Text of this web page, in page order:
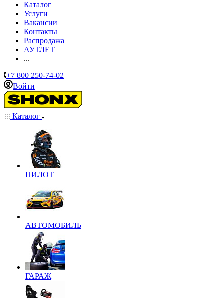
Каталог
Услуги
Вакансии
Контакты
Распродажа
АУТЛЕТ
...
+7 800 250-74-02
Войти
Каталог
ПИЛОТ
АВТОМОБИЛЬ
ГАРАЖ